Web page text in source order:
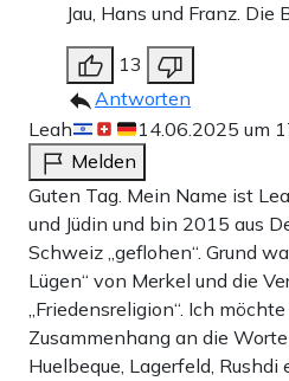
Jau, Hans und Franz. Die
13
Antworten
Leah
14.06.2025 um
Melden
Guten Tag. Mein Name ist
und Jüdin und bin 2015 aus
Schweiz „geflohen“. Grund
Lügen“ von Merkel und die
„Friedensreligion“. Ich
Zusammenhang an die
Huelbeque, Lagerfeld,